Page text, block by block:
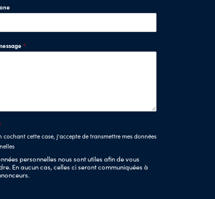
*
cochant cette case, j'accepte de transmettre mes données
personnelles nous sont utiles afin de vous
En aucun cas, celles ci seront communiquées à